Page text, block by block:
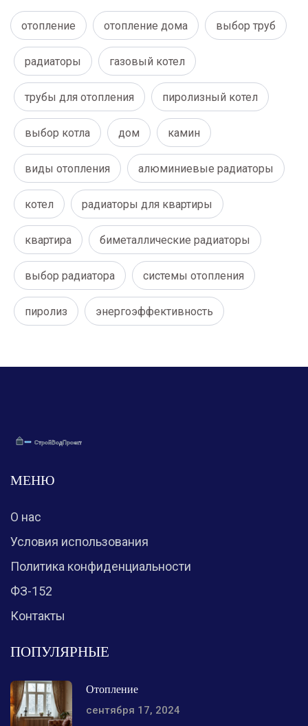
отопление отопление дома выбор труб
радиаторы газовый котел
трубы для отопления пиролизный котел
выбор котла дом камин
виды отопления алюминиевые радиаторы
котел радиаторы для квартиры
квартира биметаллические радиаторы
выбор радиатора системы отопления
пиролиз энергоэффективность
МЕНЮ
О нас
Условия использования
Политика конфиденциальности
ФЗ-152
Контакты
ПОПУЛЯРНЫЕ
Отопление
сентября 17, 2024